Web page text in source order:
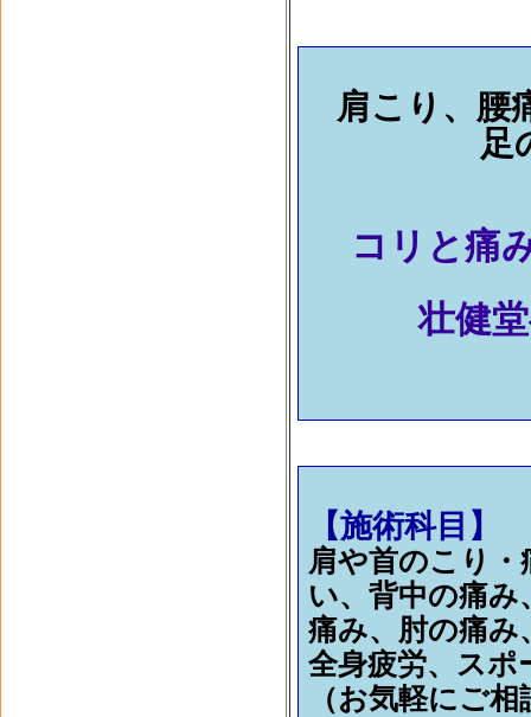
肩こり、
足のむ
コリと痛
壮健堂
【施術科目】
肩や首のこり
い、背中の痛み
痛み、肘の痛み
全身疲労、スポ
（お気軽にご